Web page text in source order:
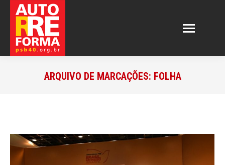
ARQUIVO DE MARCAÇÕES: FOLHA